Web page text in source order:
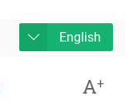
English
A+